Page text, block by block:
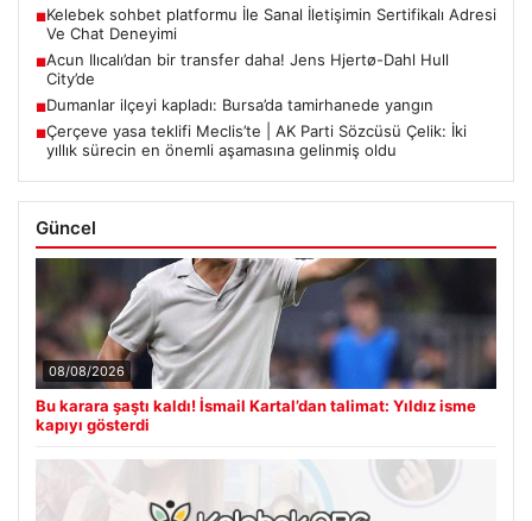
■Kelebek sohbet platformu İle Sanal İletişimin Sertifikalı Adresi
Ve Chat Deneyimi
■Acun Ilıcalı’dan bir transfer daha! Jens Hjertø-Dahl Hull
City’de
■Dumanlar ilçeyi kapladı: Bursa’da tamirhanede yangın
■Çerçeve yasa teklifi Meclis’te | AK Parti Sözcüsü Çelik: İki
yıllık sürecin en önemli aşamasına gelinmiş oldu
Güncel
08/08/2026
Bu karara şaştı kaldı! İsmail Kartal’dan talimat: Yıldız isme
kapıyı gösterdi